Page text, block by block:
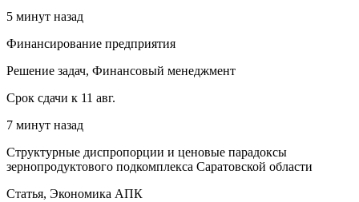
5 минут назад
Финансирование предприятия
Решение задач, Финансовый менеджмент
Срок сдачи к 11 авг.
7 минут назад
Структурные диспропорции и ценовые парадоксы
зернопродуктового подкомплекса Саратовской области
Статья, Экономика АПК